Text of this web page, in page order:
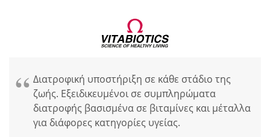
Διατροφική υποστήριξη σε κάθε στάδιο της
ζωής. Εξειδικευμένοι σε συμπληρώματα
διατροφής βασισμένα σε βιταμίνες και μέταλλα
για διάφορες κατηγορίες υγείας.